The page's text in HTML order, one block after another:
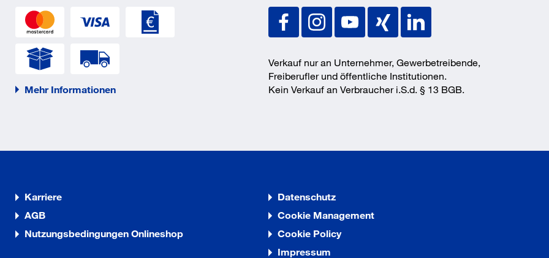
Mehr Informationen
Verkauf nur an Unternehmer, Gewerbetreibende,
Freiberufler und öffentliche Institutionen.
Kein Verkauf an Verbraucher i.S.d. § 13 BGB.
Karriere
AGB
Nutzungsbedingungen Onlineshop
Datenschutz
Cookie Management
Cookie Policy
Impressum